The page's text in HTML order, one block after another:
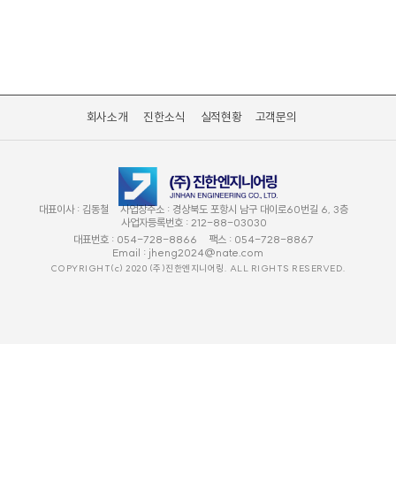
회사소개 진한소식 실적현황 고객문의
대표이사 : 김동철 사업장주소 : 경상북도 포항시 남구 대이로60번길 6, 3층
사업자등록번호 : 212-88-03030
대표번호 : 054-728-8866 팩스 : 054-728-8867
Email : jheng2024@nate.com
COPYRIGHT(c) 2020 (주)진한엔지니어링. ALL RIGHTS RESERVED.